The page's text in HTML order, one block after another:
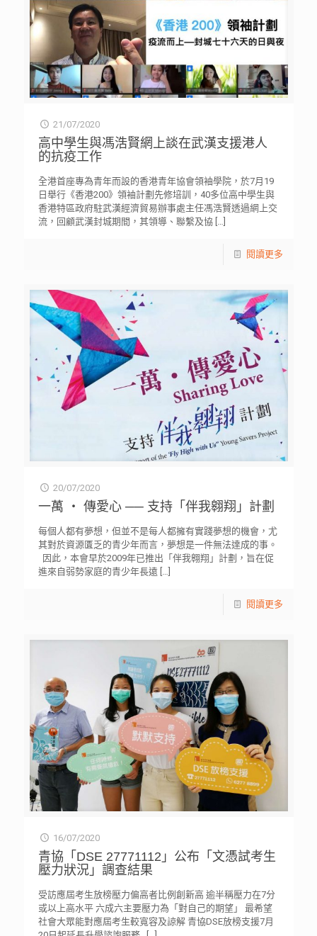
21/07/2020
高中學生與馮浩賢網上談在武漢支援港人
的抗疫工作
全港首座專為青年而設的香港青年協會領袖學院，於7月19
日舉行《香港200》領袖計劃先修培訓，40多位高中學生與
香港特區政府駐武漢經濟貿易辦事處主任馮浩賢透過網上交
流，回顧武漢封城期間，其領導、聯繫及協[…]
閱讀更多
20/07/2020
一萬 ‧ 傳愛心 ── 支持「伴我翱翔」計劃
每個人都有夢想，但並不是每人都擁有實踐夢想的機會，尤
其對於資源匱乏的青少年而言，夢想是一件無法達成的事。
因此，本會早於2009年已推出「伴我翱翔」計劃，旨在促
進來自弱勢家庭的青少年長遠[…]
閱讀更多
16/07/2020
青協「DSE 27771112」公布「文憑試考生
壓力狀況」調查結果
受訪應屆考生放榜壓力偏高者比例創新高 逾半稱壓力在7分
或以上高水平 六成六主要壓力為「對自己的期望」 最希望
社會大眾能對應屆考生較寬容及諒解 青協DSE放榜支援7月